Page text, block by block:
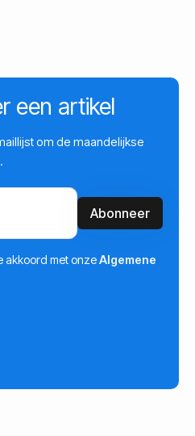
een artikel
om de maandelijkse
akkoord met onzeAlgemene